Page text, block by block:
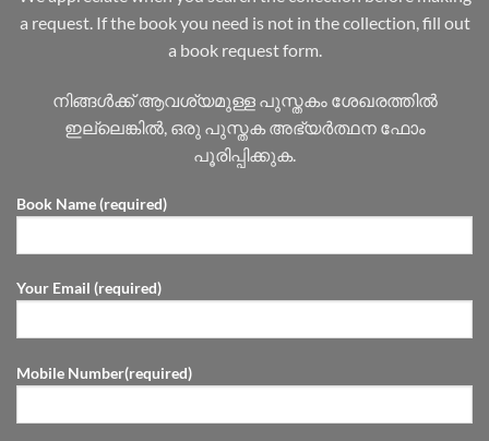
a request. If the book you need is not in the collection, fill out
a book request form.
നിങ്ങൾക്ക് ആവശ്യമുള്ള പുസ്തകം ശേഖരത്തിൽ
ഇല്ലെങ്കിൽ, ഒരു പുസ്തക അഭ്യർത്ഥന ഫോം
പൂരിപ്പിക്കുക.
Book Name (required)
Your Email (required)
Mobile Number(required)